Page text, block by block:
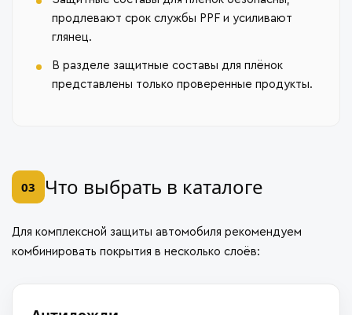
продлевают срок службы PPF и усиливают
глянец.
В разделе защитные составы для плёнок
представлены только проверенные продукты.
03 Что выбрать в каталоге
Для комплексной защиты автомобиля рекомендуем
комбинировать покрытия в несколько слоёв: